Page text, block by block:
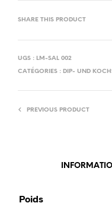
SHARE THIS PRODUCT
UGS : LM-SAL 002
CATÉGORIES : DIP- UND
PREVIOUS PRODUCT
Poids